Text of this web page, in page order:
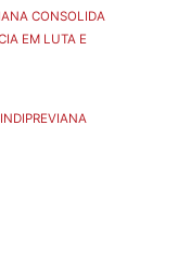
CONSOLIDA
EM LUTA E